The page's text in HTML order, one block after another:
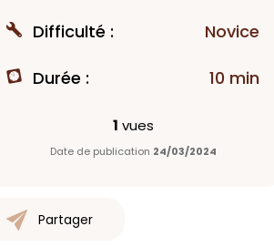
MAQUILLAGE
Rouge à lèvres
Fond de teint
Anti-cerne
Yeux
Highlighter
Difficulté : Novice
Durée : 10 min
1 vues
Date de publication 24/03/2024
Partager